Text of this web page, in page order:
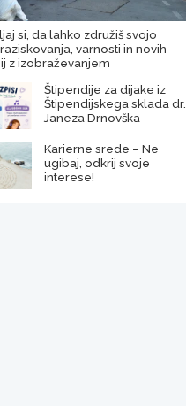
si, da lahko združiš svojo
varnosti in novih
z izobraževanjem
Štipendije za dijake iz
Štipendijskega sklada dr.
Janeza Drnovška
Karierne srede – Ne
ugibaj, odkrij svoje
interese!